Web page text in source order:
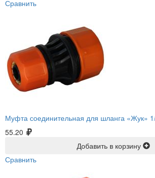
Сравнить
Муфта соединительная для шланга «Жук»
55.20
Добавить в корзину
Сравнить